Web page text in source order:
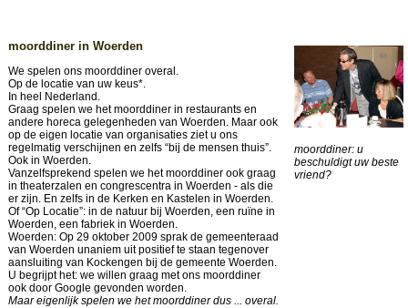
moorddiner in Woerden
We spelen ons moorddiner overal.
Op de locatie van uw keus*.
In heel Nederland.
Graag spelen we het moorddiner in restaurants en
andere horeca gelegenheden van Woerden. Maar ook
op de eigen locatie van organisaties ziet u ons
regelmatig verschijnen en zelfs “bij de mensen thuis”.
Ook in Woerden.
Vanzelfsprekend spelen we het moorddiner ook graag
in theaterzalen en congrescentra in Woerden - als die
er zijn. En zelfs in de Kerken en Kastelen in Woerden.
Of “Op Locatie”: in de natuur bij Woerden, een ruïne in
Woerden, een fabriek in Woerden.
Woerden: Op 29 oktober 2009 sprak de gemeenteraad
van Woerden unaniem uit positief te staan tegenover
aansluiting van Kockengen bij de gemeente Woerden.
U begrijpt het: we willen graag met ons moorddiner
ook door Google gevonden worden.
Maar eigenlijk spelen we het moorddiner dus ... overal.
moorddiner: u
beschuldigt uw beste
vriend?